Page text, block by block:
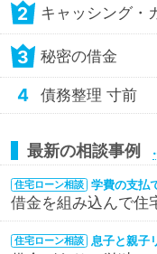
2 キャッシング・
3 秘密の借金
4 債務整理 寸前
最新の相談事例
住宅ローン相談 学費の支払
借金を組み込んで住
住宅ローン相談 息子と親子